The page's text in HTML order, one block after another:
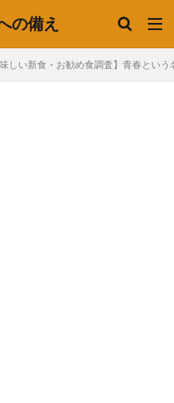
の備え
味しい新食・お勧め食調査】青春と